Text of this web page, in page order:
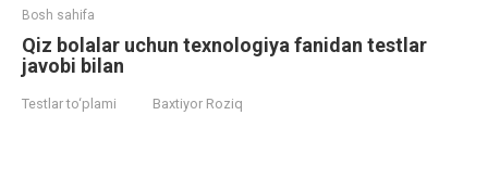
Bosh sahifa
Qiz bolalar uchun texnologiya fanidan testlar
javobi bilan
Testlar to‘plami Baxtiyor Roziq